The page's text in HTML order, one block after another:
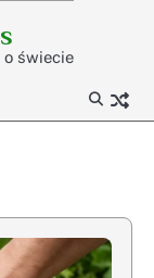
o świecie